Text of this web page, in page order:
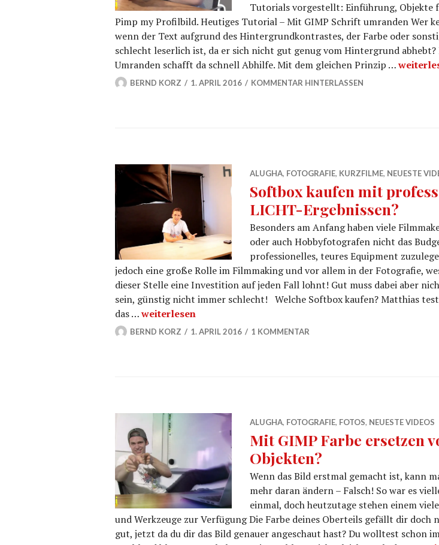
Tutorials vorgestellt: Einführung, Objekte
Pimp my Profilbild. Heutiges Tutorial – Mit GIMP Schrift umranden Wer
wenn der Text aufgrund des Hintergrundkontrastes, der Farbe oder
schlecht leserlich ist, da er sich nicht gut genug vom Hintergrund abhebt?
Umranden schafft da schnell Abhilfe. Mit dem gleichen Prinzip …GIMP
BERND KORZ 1. APRIL 2016 KOMMENTAR HINTERLASSEN
ALUGHA, FOTOGRAFIE, KURZFILME, NEUESTE
Softbox kaufen mit
LICHT-Ergebnissen?
Besonders am Anfang haben viele
oder auch Hobbyfotografen nicht das
professionelles, teures Equipment
jedoch eine große Rolle im Filmmaking und vor allem in der Fotografie,
dieser Stelle eine Investition auf jeden Fall lohnt! Gut muss dabei aber
sein, günstig nicht immer schlecht! Welche Softbox kaufen? Matthias
das …Softbox kaufen mit professionellen LICHT-Ergebnissen?
weiterlesen
BERND KORZ 1. APRIL 2016 1 KOMMENTAR
ALUGHA, FOTOGRAFIE, FOTOS, NEUESTE VIDEOS
Mit GIMP Farbe ersetzen
Objekten?
Wenn das Bild erstmal gemacht ist, kann
mehr daran ändern – Falsch! So war es
einmal, doch heutzutage stehen einem
und Werkzeuge zur Verfügung Die Farbe deines Oberteils gefällt dir doch
gut, jetzt da du dir das Bild genauer angeschaut hast? Du wolltest schon